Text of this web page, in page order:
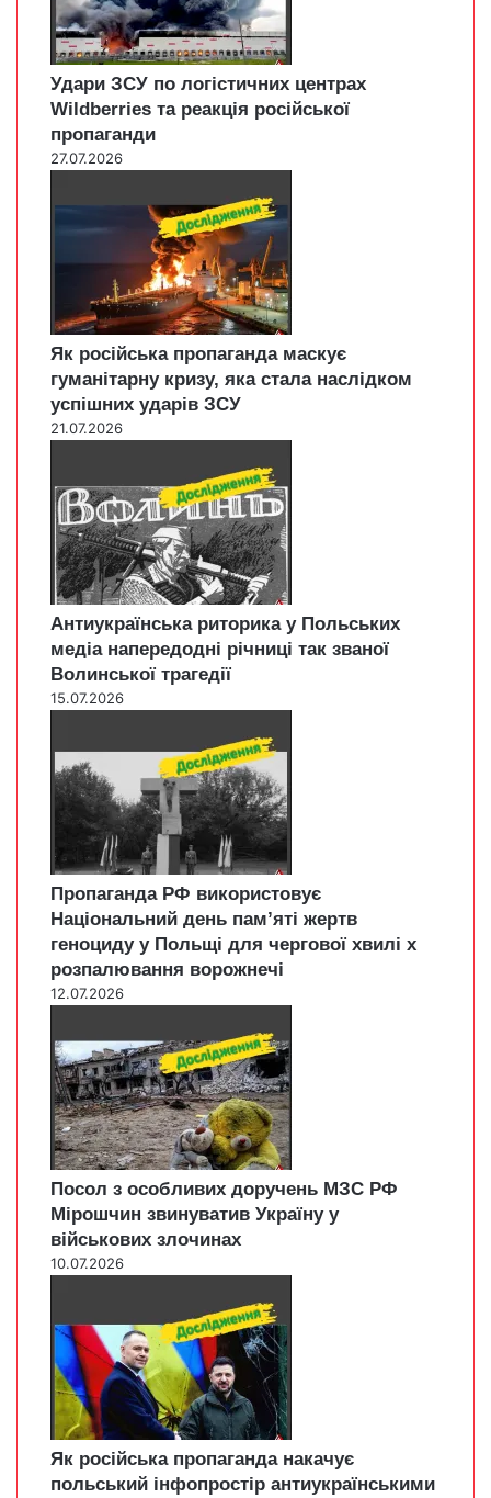
Удари ЗСУ по логістичних центрах
Wildberries та реакція російської
пропаганди
27.07.2026
Як російська пропаганда маскує
гуманітарну кризу, яка стала наслідком
успішних ударів ЗСУ
21.07.2026
Антиукраїнська риторика у Польських
медіа напередодні річниці так званої
Волинської трагедії
15.07.2026
Пропаганда РФ використовує
Національний день пам’яті жертв
геноциду у Польщі для чергової хвилі х
розпалювання ворожнечі
12.07.2026
Посол з особливих доручень МЗС РФ
Мірошчин звинуватив Україну у
військових злочинах
10.07.2026
Як російська пропаганда накачує
польський інфопростір антиукраїнськими